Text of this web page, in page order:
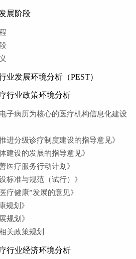
展阶段
业发展环境分析（PEST）
行业政策环境分析
子病历为核心的医疗机构信息化建设
进分级诊疗制度建设的指导意见》
建设的发展的指导意见》
医疗服务行动计划》
标准与规范（试行）》
疗健康”发展的意见》
规划》
规划》
关政策规划
行业经济环境分析